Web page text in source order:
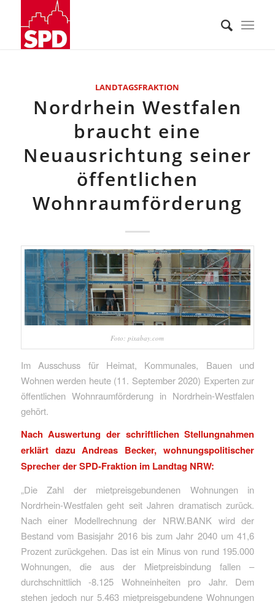
LANDTAGSFRAKTION
Nordrhein Westfalen
braucht eine
Neuausrichtung seiner
öffentlichen
Wohnraumförderung
Foto: pixabay.com
Im Ausschuss für Heimat, Kommunales, Bauen und
Wohnen werden heute (11. September 2020) Experten zur
öffentlichen Wohnraumförderung in Nordrhein-Westfalen
gehört.
Nach Auswertung der schriftlichen Stellungnahmen
erklärt dazu Andreas Becker, wohnungspolitischer
Sprecher der SPD-Fraktion im Landtag NRW:
„Die Zahl der mietpreisgebundenen Wohnungen in
Nordrhein-Westfalen geht seit Jahren dramatisch zurück.
Nach einer Modellrechnung der NRW.BANK wird der
Bestand vom Basisjahr 2016 bis zum Jahr 2040 um 41,6
Prozent zurückgehen. Das ist ein Minus von rund 195.000
Wohnungen, die aus der Mietpreisbindung fallen –
durchschnittlich -8.125 Wohneinheiten pro Jahr. Dem
stehen jedoch nur 5.463 mietpreisgebundene Wohnungen